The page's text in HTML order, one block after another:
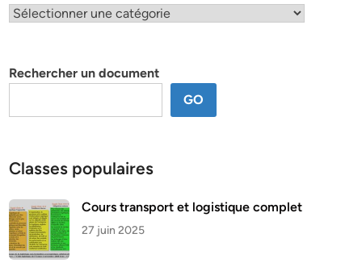
Classification
Rechercher un document
GO
Classes populaires
Cours transport et logistique complet
27 juin 2025